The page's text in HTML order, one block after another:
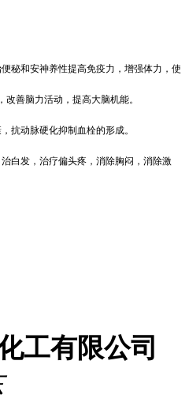
秘和安神养性提高免疫力，增强体力，使
善脑力活动，提高大脑机能。
抗动脉硬化抑制血栓的形成。
白发，治疗偏头疼，消除胸闷，消除激
工有限公司